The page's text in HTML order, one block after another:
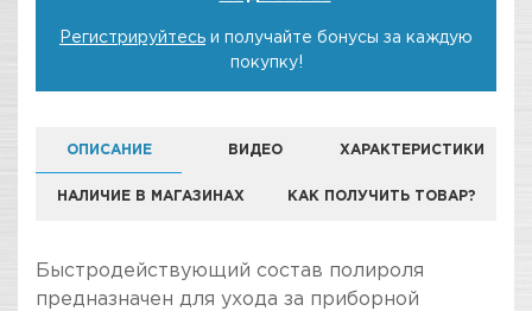
Регистрируйтесь и получайте бонусы за каждую
покупку!
ОПИСАНИЕ ВИДЕО ХАРАКТЕРИСТИКИ
НАЛИЧИЕ В МАГАЗИНАХ КАК ПОЛУЧИТЬ ТОВАР?
Быстродействующий состав полироля
предназначен для ухода за приборной